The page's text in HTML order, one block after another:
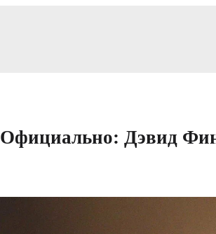
Официально: Дэвид